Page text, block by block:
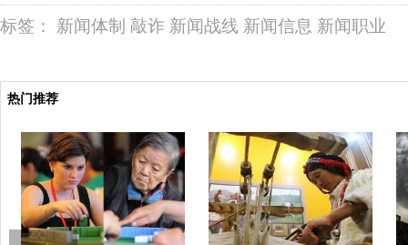
标签： 新闻体制 敲诈 新闻战线 新闻信息 新闻职业
热门推荐